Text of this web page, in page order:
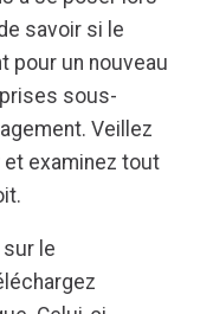
savoir si le
pour un nouveau
sous-
Veillez
et examinez tout
le